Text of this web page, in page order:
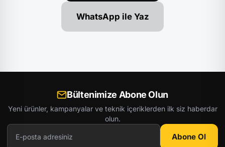
WhatsApp ile Yaz
Bültenimize Abone Olun
Yeni ürünler, kampanyalar ve teknik içeriklerden ilk siz haberdar
olun.
Abone Ol